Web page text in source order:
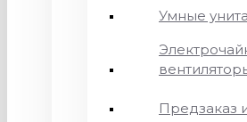
Умные
Предзаказ